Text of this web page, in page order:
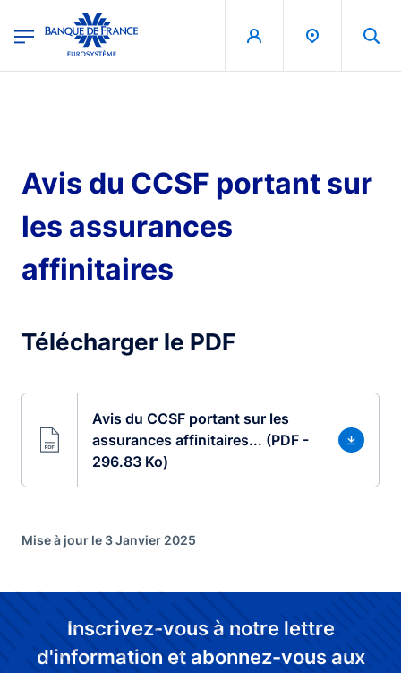
Banque de France - Menu Principal
Avis du CCSF portant sur
les assurances
affinitaires
Télécharger le PDF
Avis du CCSF portant sur les
assurances affinitaires... (PDF -
296.83 Ko)
Mise à jour le 3 Janvier 2025
Inscrivez-vous à notre lettre
d'information et abonnez-vous aux